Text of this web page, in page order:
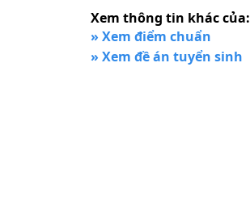
Xem thông tin khác của:
» Xem điểm chuẩn
» Xem đề án tuyển sinh